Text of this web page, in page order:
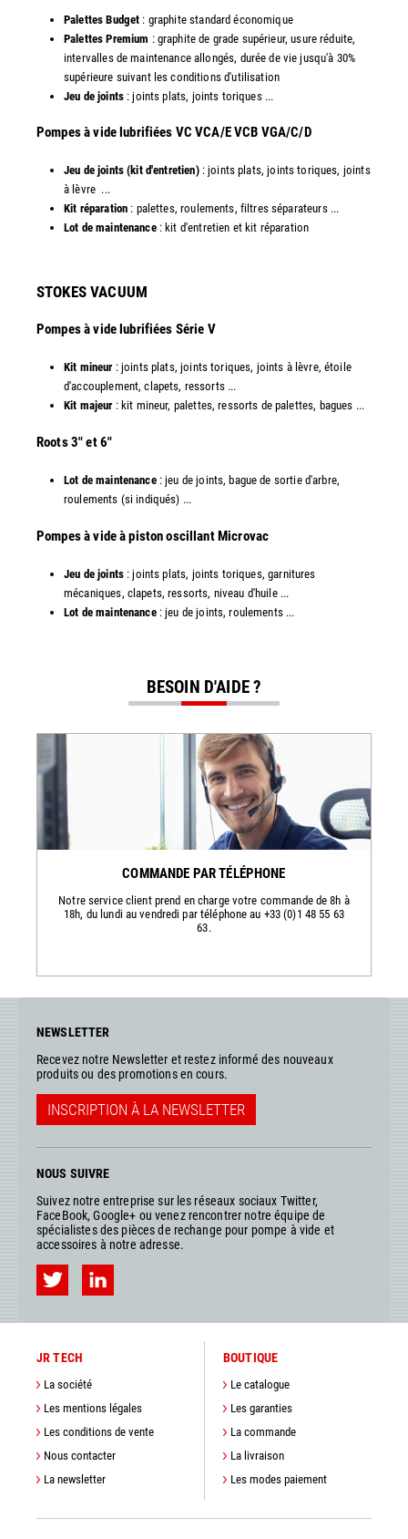
Palettes Budget : graphite standard économique
Palettes Premium : graphite de grade supérieur, usure réduite,
intervalles de maintenance allongés, durée de vie jusqu'à 30%
supérieure suivant les conditions d'utilisation
Jeu de joints: joints plats, joints toriques ...
​Pompes à vide lubrifiées VC VCA/E VCB VGA/C/D
Jeu de joints (kit d'entretien) : joints plats, joints toriques, joints
à lèvre ...
Kit réparation : palettes, roulements, filtres séparateurs ...
Lot de maintenance: kit d'entretien et kit réparation​
STOKES VACUUM
Pompes à vide lubrifiées Série V
Kit mineur : joints plats, joints toriques, joints à lèvre, étoile
d'accouplement, clapets, ressorts ...
Kit majeur : kit mineur, palettes, ressorts de palettes, bagues ...
​Roots 3" et 6"
Lot de maintenance: jeu de joints, bague de sortie d'arbre,
roulements (si indiqués) ...
​​Pompes à vide à piston oscillant Microvac
Jeu de joints: joints plats, joints toriques, garnitures
mécaniques, clapets, ressorts, niveau d'huile ...
Lot de maintenance: jeu de joints, roulements ...
BESOIN D'AIDE ?
COMMANDE PAR TÉLÉPHONE
Notre service client prend en charge votre commande de 8h à
18h, du lundi au vendredi par téléphone au +33 (0)1 48 55 63
63.
NEWSLETTER
Recevez notre Newsletter et restez informé des nouveaux
produits ou des promotions en cours.
INSCRIPTION À LA NEWSLETTER
NOUS SUIVRE
Suivez notre entreprise sur les réseaux sociaux Twitter,
FaceBook, Google+ ou venez rencontrer notre équipe de
spécialistes des pièces de rechange pour pompe à vide et
accessoires à notre adresse.
JR TECH
La société
Les mentions légales
Les conditions de vente
Nous contacter
La newsletter
BOUTIQUE
Le catalogue
Les garanties
La commande
La livraison
Les modes paiement